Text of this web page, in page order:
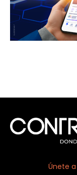
Únete